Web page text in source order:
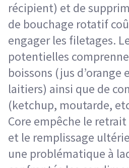
récipient) et de
de bouchage rotatif
engager les filetages.
potentielles
boissons (jus d’orange
laitiers) ainsi que de
(ketchup, moutarde,
Core empêche le
et le remplissage
une problématique à